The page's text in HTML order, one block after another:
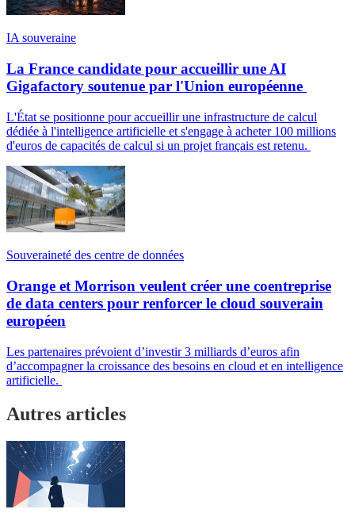
IA souveraine
La France candidate pour accueillir une AI
Gigafactory soutenue par l'Union européenne
L'État se positionne pour accueillir une infrastructure de calcul
dédiée à l'intelligence artificielle et s'engage à acheter 100 millions
d'euros de capacités de calcul si un projet français est retenu.
Souveraineté des centre de données
Orange et Morrison veulent créer une coentreprise
de data centers pour renforcer le cloud souverain
européen
Les partenaires prévoient d’investir 3 milliards d’euros afin
d’accompagner la croissance des besoins en cloud et en intelligence
artificielle.
Autres articles